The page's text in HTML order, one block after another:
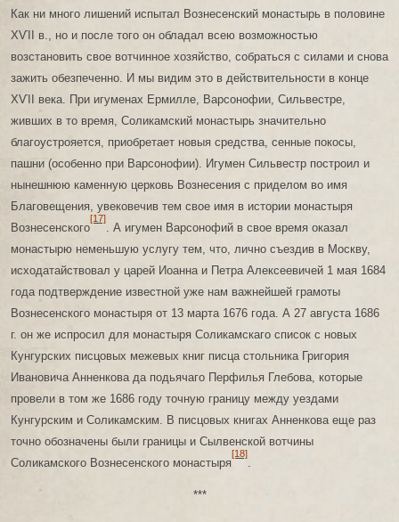
Как ни много лишений испытал Вознесенский монастырь в половине
ХѴІІ в., но и после того он обладал всею возможностью
возстановить свое вотчинное хозяйство, собраться с силами и снова
зажить обезпеченно. И мы видим это в действительности в конце
ХѴІІ века. При игуменах Ермилле, Варсонофии, Сильвестре,
живших в то время, Соликамский монастырь значительно
благоустрояется, приобретает новыя средства, сенные покосы,
пашни (особенно при Варсонофии). Игумен Сильвестр построил и
нынешнюю каменную церковь Вознесения с приделом во имя
Благовещения, увековечив тем свое имя в истории монастыря
Вознесенского
[17]
. А игумен Варсонофий в свое время оказал
монастырю неменьшую услугу тем, что, лично съездив в Москву,
исходатайствовал у царей Иоанна и Петра Алексеевичей 1 мая 1684
года подтверждение известной уже нам важнейшей грамоты
Вознесенского монастыря от 13 марта 1676 года. А 27 августа 1686
г. он же испросил для монастыря Соликамскаго список с новых
Кунгурских писцовых межевых книг писца стольника Григория
Ивановича Анненкова да подьячаго Перфилья Глебова, которые
провели в том же 1686 году точную границу между уездами
Кунгурским и Соликамским. В писцовых книгах Анненкова еще раз
точно обозначены были границы и Сылвенской вотчины
Соликамского Вознесенского монастыря
[18]
***